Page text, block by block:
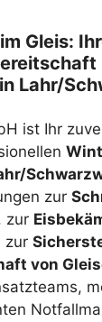
Gleis:
Lahr/
ist Ihr
zur
zur
zur
von